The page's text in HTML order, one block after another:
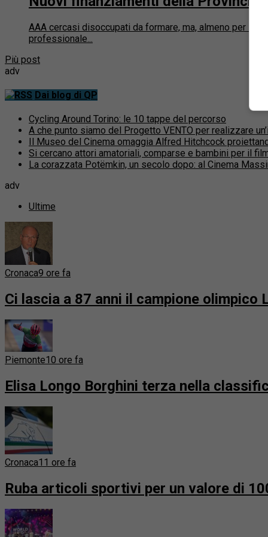
AAA cercasi disoccupati da formare, ma, almeno per il
professionale...
Più post
adv
Dai blog di QP
Cycling Around Torino: le 10 tappe del percorso
A che punto siamo del Progetto VENTO per realizzare
Il Museo del Cinema omaggia Alfred Hitchcock
Si cercano attori amatoriali, comparse e bambini per il
La corazzata Potëmkin, un secolo dopo: al Cinema
adv
Ultime
Cronaca9 ore fa
Ci lascia a 87 anni il campione olimpico
Piemonte10 ore fa
Elisa Longo Borghini terza nella
Cronaca11 ore fa
Ruba articoli sportivi per un valore di